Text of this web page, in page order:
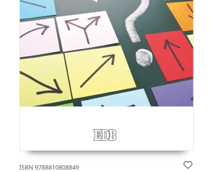
ISBN 9788810808849